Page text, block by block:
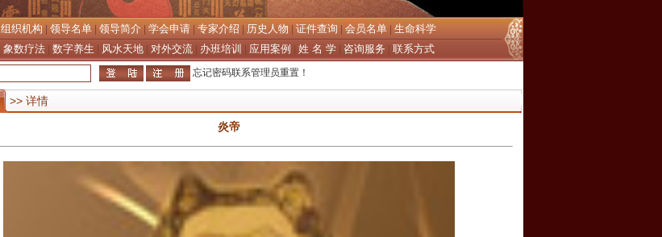
组织机构 领导名单 领导简介 学会申请 专家介绍 历史人物 证件查询 会员名单 生命科学
象数疗法| 数字养生 风水天地| 对外交流| 办班培训 应用案例 姓 名 学| 咨询服务 联系方式
忘记密码联系管理员重置！
>> 详情
炎帝